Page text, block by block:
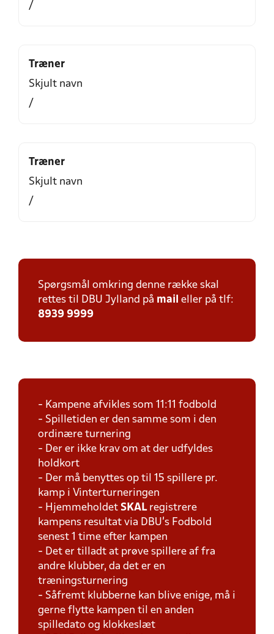
/
Træner
Skjult navn
/
Træner
Skjult navn
/
Spørgsmål omkring denne række skal
rettes til DBU Jylland på mail eller på tlf:
8939 9999
- Kampene afvikles som 11:11 fodbold
- Spilletiden er den samme som i den
ordinære turnering
- Der er ikke krav om at der udfyldes
holdkort
- Der må benyttes op til 15 spillere pr.
kamp i Vinterturneringen
- Hjemmeholdet SKAL registrere
kampens resultat via DBU's Fodbold
senest 1 time efter kampen
- Det er tilladt at prøve spillere af fra
andre klubber, da det er en
træningsturnering
- Såfremt klubberne kan blive enige, må i
gerne flytte kampen til en anden
spilledato og klokkeslæt